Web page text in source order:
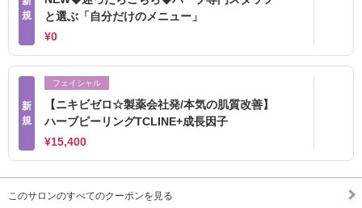
規
と選ぶ「自分だけのメニュー」
¥0
新
規
フェイシャル
【ニキビゼロ☆製薬会社発/本気の肌質改善】
ハーブピーリングTCLINE+成長因子
¥15,400
このサロンのすべてのクーポンを見る